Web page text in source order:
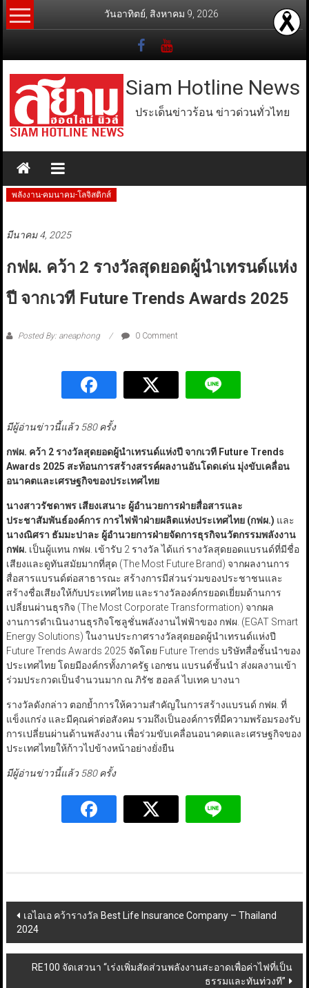
Skip
to
วันอาทิตย์, สิงหาคม 9, 2026
Siam Hotline News
ประเด็นข่าวร้อน ข่าวด่วนทั่วไทย
พลังงาน-คมนาคม-โลจิสติกส์
มีนาคม 4, 2025
กฟผ. คว้า 2 รางวัลสุดยอดผู้นำเทรนด์แห่ง
ปี จากเวที Future Trends Awards 2025
Posted By: aneaphong 0 Comment
มีผู้อ่านข่าวนี้แล้ว 580 ครั้ง
กฟผ. คว้า 2รางวัลสุดยอดผู้นำเทรนด์แห่งปี จากเวที Future Trends
Awards 2025 สะท้อนการสร้างสรรค์ผลงานอันโดดเด่น มุ่งขับเคลื่อน
อนาคตและเศรษฐกิจของประเทศไทย
นางสาวรัชดาพร เสียงเสนาะ ผู้อำนวยการฝ่ายสื่อสารและ
ประชาสัมพันธ์องค์การ การไฟฟ้าฝ่ายผลิตแห่งประเทศไทย (กฟผ.) และ
นางณิศรา ธัมมะปาละ ผู้อำนวยการฝ่ายจัดการธุรกิจนวัตกรรมพลังงาน
กฟผ. เป็นผู้แทน กฟผ. เข้ารับ 2 รางวัล ได้แก่ รางวัลสุดยอดแบรนด์ที่มีชื่อ
เสียงและดูทันสมัยมากที่สุด (The Most Future Brand) จากผลงานการ
สื่อสารแบรนด์ต่อสาธารณะ สร้างการมีส่วนร่วมของประชาชนและ
สร้างชื่อเสียงให้กับประเทศไทย และรางวัลองค์กรยอดเยี่ยมด้านการ
เปลี่ยนผ่านธุรกิจ (The Most Corporate Transformation) จากผล
งานการดำเนินงานธุรกิจโซลูชั่นพลังงานไฟฟ้าของ กฟผ. (EGAT Smart
Energy Solutions) ในงานประกาศรางวัลสุดยอดผู้นำเทรนด์แห่งปี
Future Trends Awards 2025 จัดโดย Future Trends บริษัทสื่อชั้นนำของ
ประเทศไทย โดยมีองค์กรทั้งภาครัฐ เอกชน แบรนด์ชั้นนำ ส่งผลงานเข้า
ร่วมประกวดเป็นจำนวนมาก ณ ภิรัช ฮอลล์ ไบเทค บางนา
รางวัลดังกล่าว ตอกย้ำการให้ความสำคัญในการสร้างแบรนด์ กฟผ. ที่
แข็งแกร่ง และมีคุณค่าต่อสังคม รวมถึงเป็นองค์การที่มีความพร้อมรองรับ
การเปลี่ยนผ่านด้านพลังงาน เพื่อร่วมขับเคลื่อนอนาคตและเศรษฐกิจของ
ประเทศไทยให้ก้าวไปข้างหน้าอย่างยั่งยืน
มีผู้อ่านข่าวนี้แล้ว 580 ครั้ง
Post
navigation
เอไอเอ คว้ารางวัล Best Life Insurance Company – Thailand
2024
RE100 จัดเสวนา “เร่งเพิ่มสัดส่วนพลังงานสะอาดเพื่อค่าไฟที่เป็น
ธรรมและทันท่วงที”